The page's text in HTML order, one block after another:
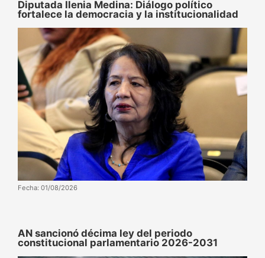
Diputada Ilenia Medina: Diálogo político
fortalece la democracia y la institucionalidad
Fecha: 01/08/2026
AN sancionó décima ley del periodo
constitucional parlamentario 2026-2031